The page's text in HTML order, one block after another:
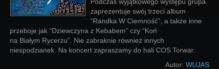
zaprezentuje swój trzeci album
“Randka W Ciemność”, a także inne
przeboje jak “Dziewczyna z Kebabem” czy “Koń
na Białym Rycerzu”. Nie zabraknie również innych
niespodzianek. Na koncert zapraszamy do hali COS Torwar.
Autor: WUJAS